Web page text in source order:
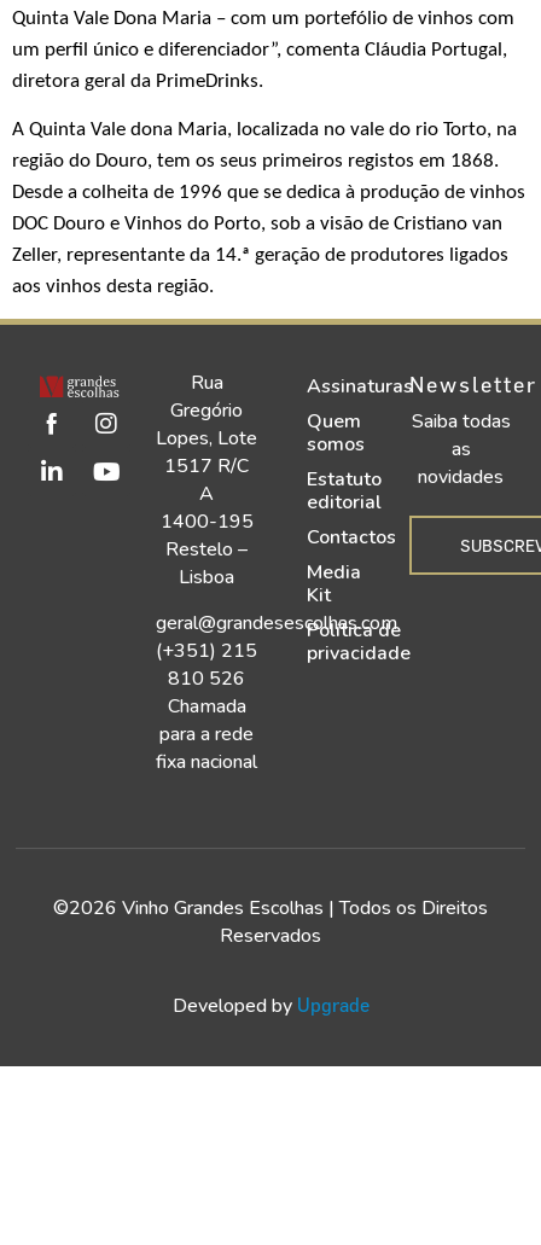
Quinta Vale Dona Maria – com um portefólio de vinhos com
um perfil único e diferenciador”, comenta Cláudia Portugal,
diretora geral da PrimeDrinks.
A Quinta Vale dona Maria, localizada no vale do rio Torto, na
região do Douro, tem os seus primeiros registos em 1868.
Desde a colheita de 1996 que se dedica à produção de vinhos
DOC Douro e Vinhos do Porto, sob a visão de Cristiano van
Zeller, representante da 14.ª geração de produtores ligados
aos vinhos desta região.
Rua
Gregório
Lopes, Lote
1517 R/C
A
1400-195
Restelo –
Lisboa
geral@grandesescolhas.com
(+351) 215
810 526
Chamada
para a rede
fixa nacional
Assinaturas
Quem
somos
Estatuto
editorial
Contactos
Media
Kit
Política de
privacidade
Newsletter
Saiba todas
as
novidades
©2026 Vinho Grandes Escolhas | Todos os Direitos
Reservados
Developed by Upgrade